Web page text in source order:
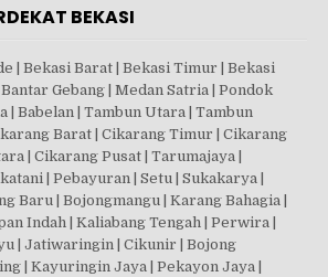
BEKASI
| Bekasi Barat | Bekasi Timur | Bekasi
Gebang | Medan Satria | Pondok
| Babelan | Tambun Utara | Tambun
Barat | Cikarang Timur | Cikarang
| Cikarang Pusat | Tarumajaya |
| Pebayuran | Setu | Sukakarya |
Baru | Bojongmangu | Karang Bahagia |
Indah | Kaliabang Tengah | Perwira |
| Jatiwaringin | Cikunir | Bojong
| Kayuringin Jaya | Pekayon Jaya |